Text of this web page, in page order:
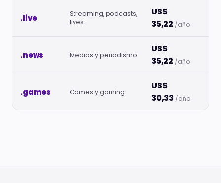
.live
Streaming, podcasts,
lives
US$
35,22 /año
.news Medios y periodismo
US$
35,22 /año
.games Games y gaming
US$
30,33 /año